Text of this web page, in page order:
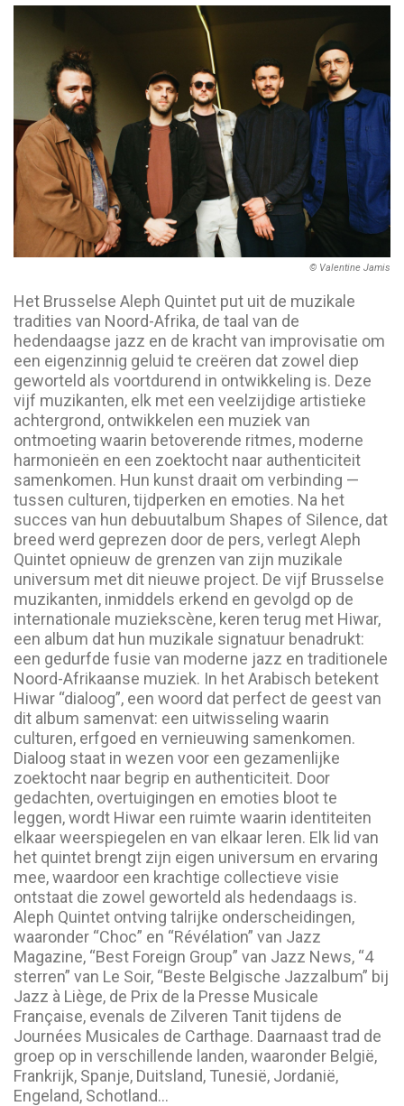
© Valentine Jamis
Het Brusselse Aleph Quintet put uit de muzikale
tradities van Noord-Afrika, de taal van de
hedendaagse jazz en de kracht van improvisatie om
een eigenzinnig geluid te creëren dat zowel diep
geworteld als voortdurend in ontwikkeling is. Deze
vijf muzikanten, elk met een veelzijdige artistieke
achtergrond, ontwikkelen een muziek van
ontmoeting waarin betoverende ritmes, moderne
harmonieën en een zoektocht naar authenticiteit
samenkomen. Hun kunst draait om verbinding —
tussen culturen, tijdperken en emoties. Na het
succes van hun debuutalbum Shapes of Silence, dat
breed werd geprezen door de pers, verlegt Aleph
Quintet opnieuw de grenzen van zijn muzikale
universum met dit nieuwe project. De vijf Brusselse
muzikanten, inmiddels erkend en gevolgd op de
internationale muziekscène, keren terug met Hiwar,
een album dat hun muzikale signatuur benadrukt:
een gedurfde fusie van moderne jazz en traditionele
Noord-Afrikaanse muziek. In het Arabisch betekent
Hiwar “dialoog”, een woord dat perfect de geest van
dit album samenvat: een uitwisseling waarin
culturen, erfgoed en vernieuwing samenkomen.
Dialoog staat in wezen voor een gezamenlijke
zoektocht naar begrip en authenticiteit. Door
gedachten, overtuigingen en emoties bloot te
leggen, wordt Hiwar een ruimte waarin identiteiten
elkaar weerspiegelen en van elkaar leren. Elk lid van
het quintet brengt zijn eigen universum en ervaring
mee, waardoor een krachtige collectieve visie
ontstaat die zowel geworteld als hedendaags is.
Aleph Quintet ontving talrijke onderscheidingen,
waaronder “Choc” en “Révélation” van Jazz
Magazine, “Best Foreign Group” van Jazz News, “4
sterren” van Le Soir, “Beste Belgische Jazzalbum” bij
Jazz à Liège, de Prix de la Presse Musicale
Française, evenals de Zilveren Tanit tijdens de
Journées Musicales de Carthage. Daarnaast trad de
groep op in verschillende landen, waaronder België,
Frankrijk, Spanje, Duitsland, Tunesië, Jordanië,
Engeland, Schotland…